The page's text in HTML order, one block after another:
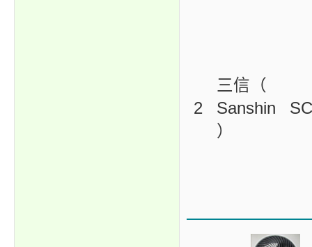
2
三信（
Sanshin
）